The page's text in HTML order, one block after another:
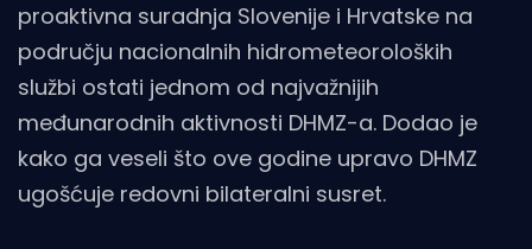
proaktivna suradnja Slovenije i Hrvatske na
području nacionalnih hidrometeoroloških
službi ostati jednom od najvažnijih
međunarodnih aktivnosti DHMZ-a. Dodao je
kako ga veseli što ove godine upravo DHMZ
ugošćuje redovni bilateralni susret.